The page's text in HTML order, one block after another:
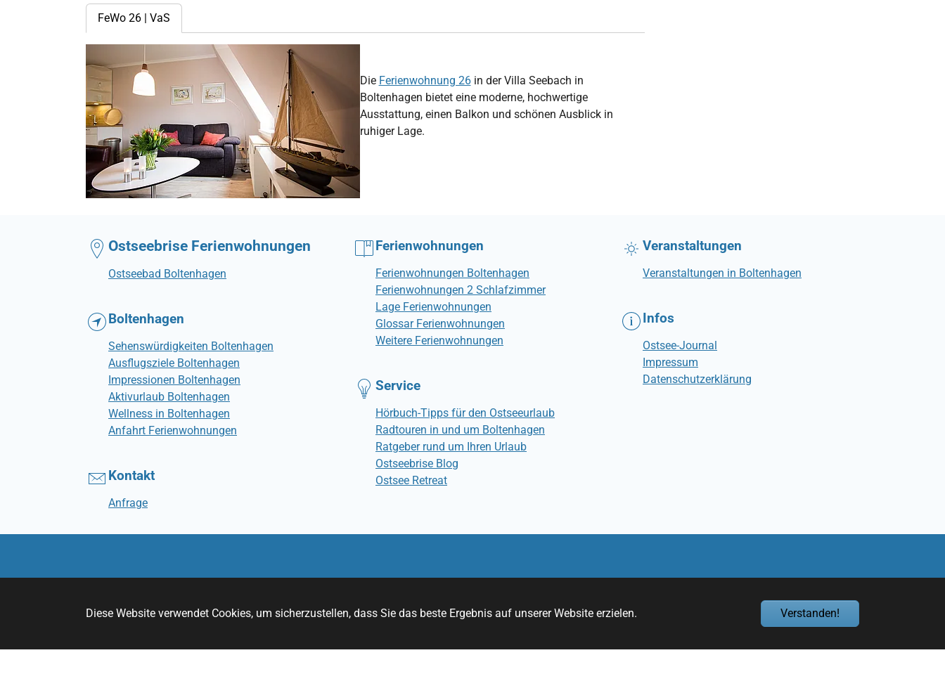
Diese Website verwendet Cookies, um sicherzustellen, dass Sie das beste Ergebnis auf unserer Website erzielen. Verstanden!
FeWo 26 | VaS
Die Ferienwohnung 26in der Villa Seebach in
Boltenhagen bietet eine moderne, hochwertige
Ausstattung, einen Balkon und schönen Ausblick in
ruhiger Lage.
Ostseebrise Ferienwohnungen
Ostseebad Boltenhagen
Boltenhagen
Sehenswürdigkeiten Boltenhagen
Ausflugsziele Boltenhagen
Impressionen Boltenhagen
Aktivurlaub Boltenhagen
Wellness in Boltenhagen
Anfahrt Ferienwohnungen
Kontakt
Anfrage
Ferienwohnungen
Ferienwohnungen Boltenhagen
Ferienwohnungen 2 Schlafzimmer
Lage Ferienwohnungen
Glossar Ferienwohnungen
Weitere Ferienwohnungen
Service
Hörbuch-Tipps für den Ostseeurlaub
Radtouren in und um Boltenhagen
Ratgeber rund um Ihren Urlaub
Ostseebrise Blog
Ostsee Retreat
Veranstaltungen
Veranstaltungen in Boltenhagen
Infos
Ostsee-Journal
Impressum
Datenschutzerklärung